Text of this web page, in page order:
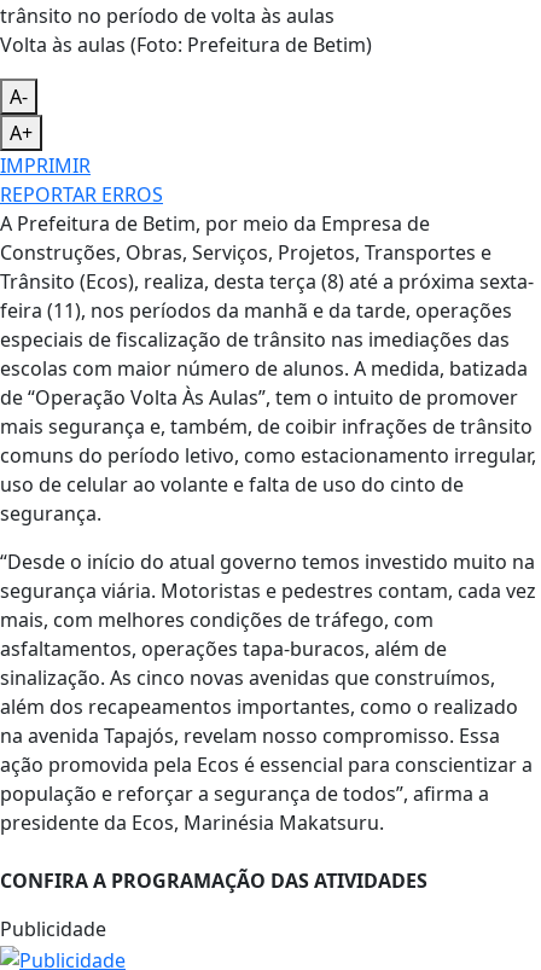
Volta às aulas (Foto: Prefeitura de Betim)
A-
A+
IMPRIMIR
REPORTAR ERROS
A Prefeitura de Betim, por meio da Empresa de
Construções, Obras, Serviços, Projetos, Transportes e
Trânsito (Ecos), realiza, desta terça (8) até a próxima sexta-
feira (11), nos períodos da manhã e da tarde, operações
especiais de fiscalização de trânsito nas imediações das
escolas com maior número de alunos. A medida, batizada
de “Operação Volta Às Aulas”, tem o intuito de promover
mais segurança e, também, de coibir infrações de trânsito
comuns do período letivo, como estacionamento irregular,
uso de celular ao volante e falta de uso do cinto de
segurança.
“Desde o início do atual governo temos investido muito na
segurança viária. Motoristas e pedestres contam, cada vez
mais, com melhores condições de tráfego, com
asfaltamentos, operações tapa-buracos, além de
sinalização. As cinco novas avenidas que construímos,
além dos recapeamentos importantes, como o realizado
na avenida Tapajós, revelam nosso compromisso. Essa
ação promovida pela Ecos é essencial para conscientizar a
população e reforçar a segurança de todos”, afirma a
presidente da Ecos, Marinésia Makatsuru.
CONFIRA A PROGRAMAÇÃO DAS ATIVIDADES
Publicidade